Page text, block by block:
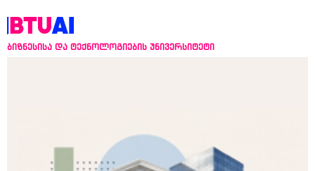
ბიზნესისა და ტექნოლოგიების უნივერსიტეტი